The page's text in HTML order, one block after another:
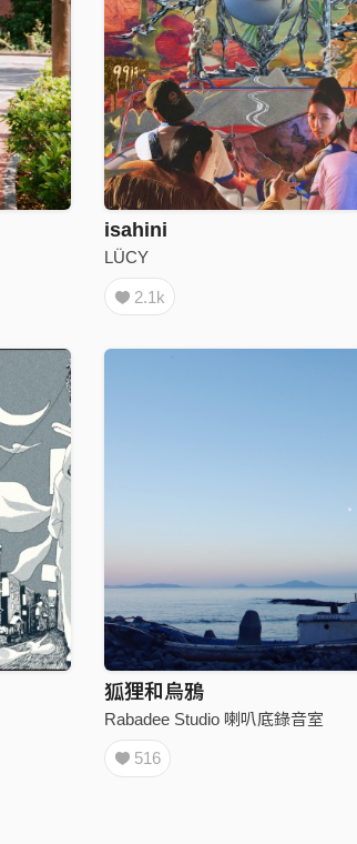
isahini
LÜCY
2.1k
狐狸和烏鴉
Rabadee Studio 喇叭底錄音室
516